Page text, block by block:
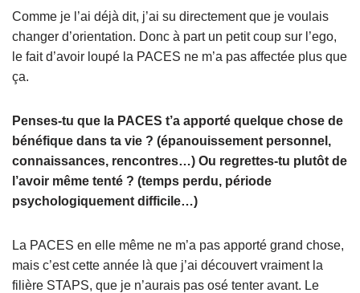
Comme je l’ai déjà dit, j’ai su directement que je voulais
changer d’orientation. Donc à part un petit coup sur l’ego,
le fait d’avoir loupé la PACES ne m’a pas affectée plus que
ça.
Penses-tu que la PACES t’a apporté quelque chose de
bénéfique dans ta vie ? (épanouissement personnel,
connaissances, rencontres…) Ou regrettes-tu plutôt de
l’avoir même tenté ? (temps perdu, période
psychologiquement difficile…)
La PACES en elle même ne m’a pas apporté grand chose,
mais c’est cette année là que j’ai découvert vraiment la
filière STAPS, que je n’aurais pas osé tenter avant. Le